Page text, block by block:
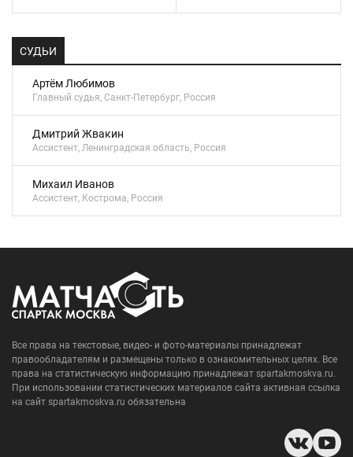
СУДЬИ
Артём Любимов
Главный судья, Санкт-Петербург, Россия
Дмитрий Жвакин
Ассистент, Ленинградская область, Россия
Михаил Иванов
Ассистент, Кострома, Россия
Все права на текстовые, видео- и фото-материалы принадлежат
правообладателям и размещены только в ознакомительных целях. Все
права на статистическую информацию принадлежат spartakmoskva.ru.
При использовании статистических материалов сайта активная ссылка
на сайт spartakmoskva.ru обязательна